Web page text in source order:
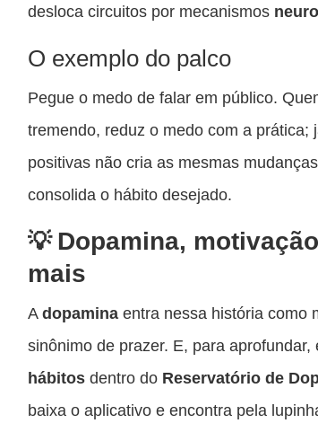
desloca circuitos por mecanismos
O exemplo do palco
Pegue o medo de falar em público.
tremendo, reduz o medo com a prática;
positivas não cria as mesmas
consolida o hábito desejado.
Dopamina,
mais
Adopamina entra nessa história como
sinônimo de prazer. E, para aprofundar,
hábitos dentro do Reservatório de
baixa o aplicativo e encontra pela